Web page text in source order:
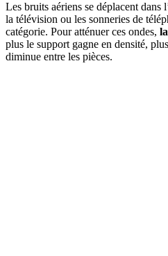
Les bruits aériens se déplacent dans
la télévision ou les sonneries de
catégorie. Pour atténuer ces ondes,
plus le support gagne en densité,
diminue entre les pièces.